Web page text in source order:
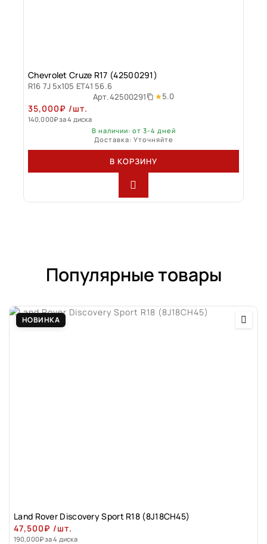
Chevrolet Cruze R17 (42500291)
R16 7J 5x105 ET41 56.6
Арт.42500291 5.0
35,000₽ /шт.
140,000₽за 4 диска
В наличии: от 3-4 дней
Доставка: Уточняйте
В КОРЗИНУ
Популярные товары
НОВИНКА
Land Rover Discovery Sport R18 (8J18CH45)
47,500₽ /шт.
190,000₽за 4 диска